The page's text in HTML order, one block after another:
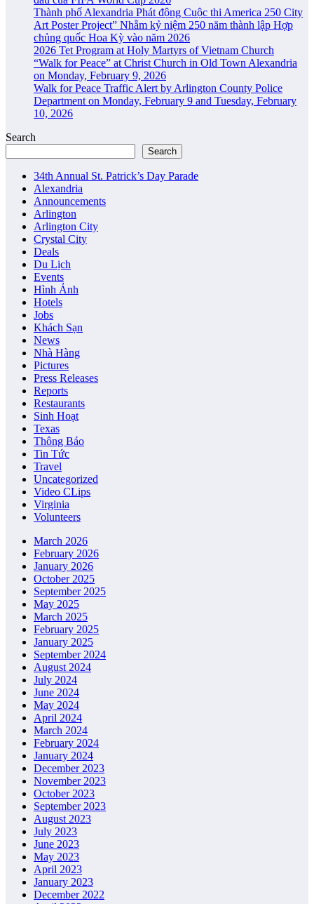
Thành phố Alexandria Phát động Cuộc thi America 250 City
Art Poster Project” Nhằm kỷ niệm 250 năm thành lập Hợp
chủng quốc Hoa Kỳ vào năm 2026
2026 Tet Program at Holy Martyrs of Vietnam Church
“Walk for Peace” at Christ Church in Old Town Alexandria
on Monday, February 9, 2026
Walk for Peace Traffic Alert by Arlington County Police
Department on Monday, February 9 and Tuesday, February
10, 2026
Search
Search
34th Annual St. Patrick’s Day Parade
Alexandria
Announcements
Arlington
Arlington City
Crystal City
Deals
Du Lịch
Events
Hình Ảnh
Hotels
Jobs
Khách Sạn
News
Nhà Hàng
Pictures
Press Releases
Reports
Restaurants
Sinh Hoạt
Texas
Thông Báo
Tin Tức
Travel
Uncategorized
Video CLips
Virginia
Volunteers
March 2026
February 2026
January 2026
October 2025
September 2025
May 2025
March 2025
February 2025
January 2025
September 2024
August 2024
July 2024
June 2024
May 2024
April 2024
March 2024
February 2024
January 2024
December 2023
November 2023
October 2023
September 2023
August 2023
July 2023
June 2023
May 2023
April 2023
January 2023
December 2022